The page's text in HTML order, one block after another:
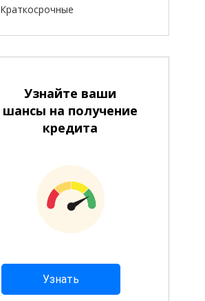
Краткосрочные
Узнайте ваши
шансы на получение
кредита